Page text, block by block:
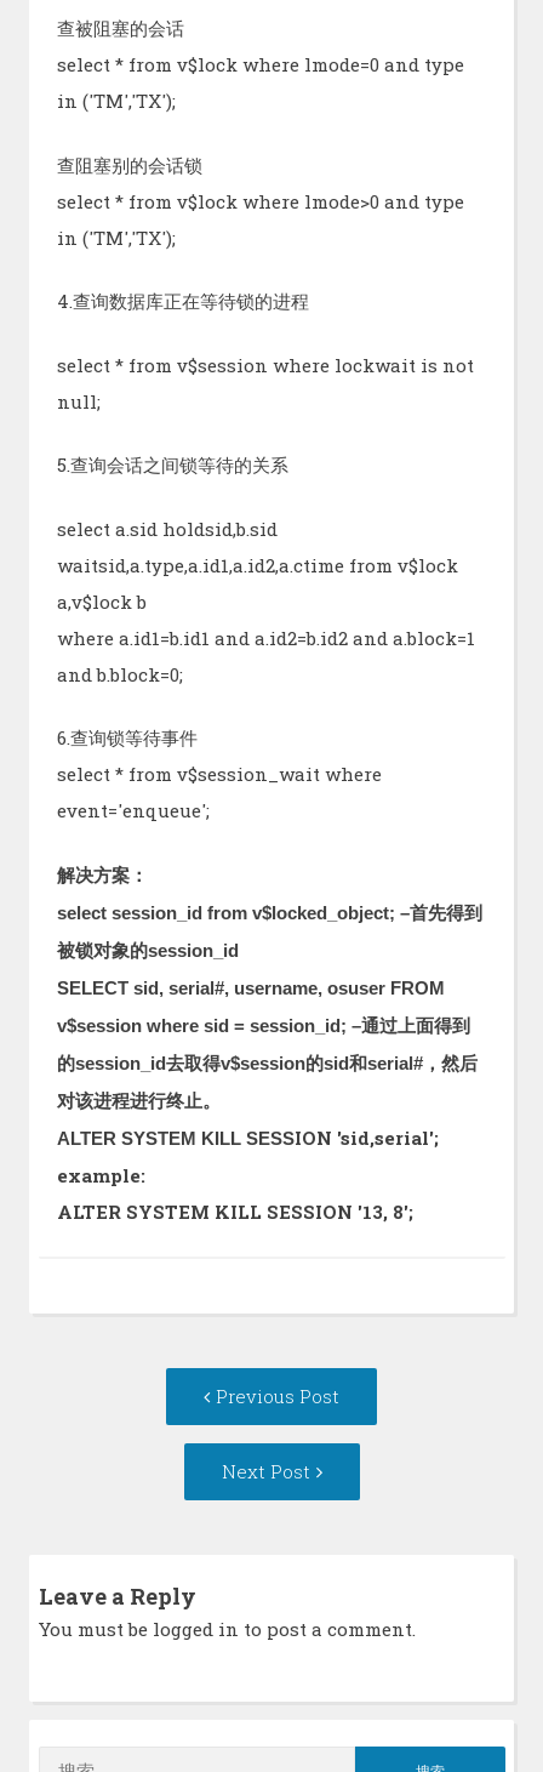
查被阻塞的会话
select * from v$lock where lmode=0 and type
in ('TM','TX');
查阻塞别的会话锁
select * from v$lock where lmode>0 and type
in ('TM','TX');
4.查询数据库正在等待锁的进程
select * from v$session where lockwait is not
null;
5.查询会话之间锁等待的关系
select a.sid holdsid,b.sid
waitsid,a.type,a.id1,a.id2,a.ctime from v$lock
a,v$lock b
where a.id1=b.id1 and a.id2=b.id2 and a.block=1
and b.block=0;
6.查询锁等待事件
select * from v$session_wait where
event='enqueue';
解决方案：
select session_id from v$locked_object; –首先得到
被锁对象的session_id
SELECT sid, serial#, username, osuser FROM
v$session where sid = session_id; –通过上面得到
的session_id去取得v$session的sid和serial#，然后
对该进程进行终止。
ALTER SYSTEM KILL SESSION 'sid,serial';
example:
ALTER SYSTEM KILL SESSION '13, 8';
Previous Post
post:
Next Post
Post:
Leave a Reply
You must be logged in to post a comment.